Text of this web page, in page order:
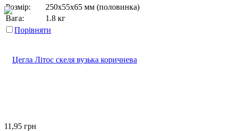
Розмір:
250х55х65 мм (половинка)
Вага:
1.8 кг
Порівняти
11,95 грн